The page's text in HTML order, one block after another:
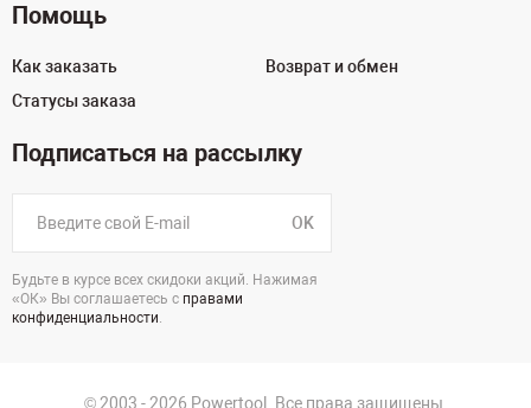
Помощь
Как заказать
Статусы заказа
Возврат и обмен
Подписаться на рассылку
OK
Будьте в курсе всех скидоки акций. Нажимая
«ОК» Вы соглашаетесь с правами
конфиденциальности.
© 2003 - 2026 Powertool. Все права защищены.